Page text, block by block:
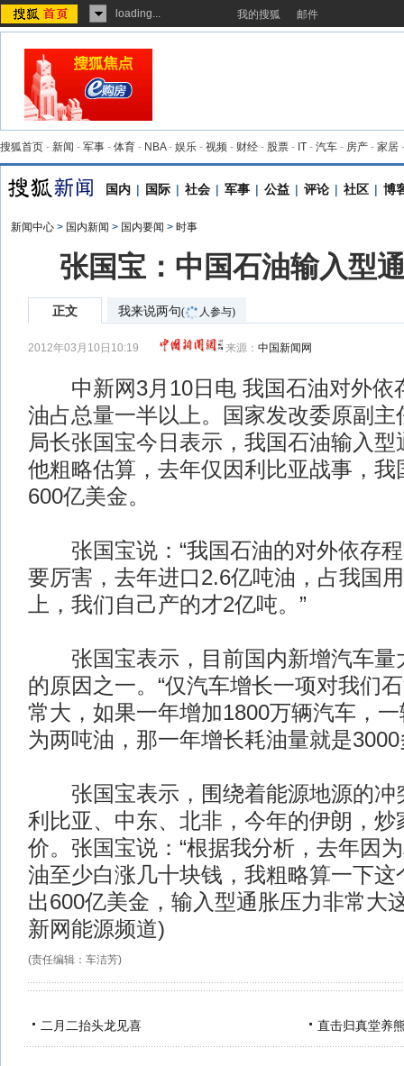
loading... 我的搜狐 邮件
搜狐首页 - 新闻 - 军事 - 体育 - NBA- 娱乐 - 视频 - 财经 - 股票 - IT - 汽车 - 房产 - 家居
国内 | 国际 | 社会 | 军事 | 公益 | 评论 | 社区 | 博
新闻中心 > 国内新闻 > 国内要闻 > 时事
张国宝：中国石油输入型
正文 我来说两句( 人参与)
2012年03月10日10:19 来源： 中国新闻网
中新网3月10日电 我国石油对外依
油占总量一半以上。国家发改委原副主
局长张国宝今日表示，我国石油输入
他粗略估算，去年仅因利比亚战事，我
600亿美金。
张国宝说：“我国石油的对外依存程
要厉害，去年进口2.6亿吨油，占我国
上，我们自己产的才2亿吨。”
张国宝表示，目前国内新增汽车量
的原因之一。“仅汽车增长一项对我们
常大，如果一年增加1800万辆汽车，
为两吨油，那一年增长耗油量就是3000
张国宝表示，围绕着能源地源的冲
利比亚、中东、北非，今年的伊朗，炒
价。张国宝说：“根据我分析，去年因
油至少白涨几十块钱，我粗略算一下这
出600亿美金，输入型通胀压力非常大
新网能源频道)
(责任编辑：车洁芳)
二月二抬头龙见喜 直击归真堂养